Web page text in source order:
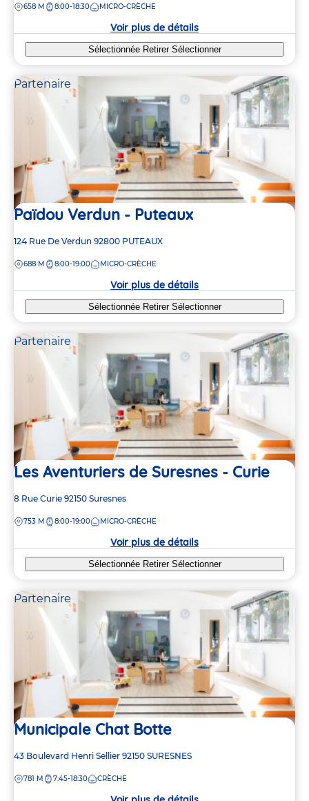
la
DISTANCE
658 M 8:00-18:30 MICRO-CRÈCHE
Voir plus de détails
Sélectionnée Retirer Sélectionner
Partenaire
Païdou Verdun - Puteaux
Adresse
la
124 Rue De Verdun 92800 PUTEAUX
DISTANCE
688 M 8:00-19:00 MICRO-CRÈCHE
Voir plus de détails
Sélectionnée Retirer Sélectionner
Partenaire
Les Aventuriers de Suresnes - Curie
Adresse
la
8 Rue Curie 92150 Suresnes
DISTANCE
753 M 8:00-19:00 MICRO-CRÈCHE
Voir plus de détails
Sélectionnée Retirer Sélectionner
Partenaire
Municipale Chat Botte
Adresse
la
43 Boulevard Henri Sellier 92150 SURESNES
DISTANCE
781 M 7:45-18:30 CRÈCHE